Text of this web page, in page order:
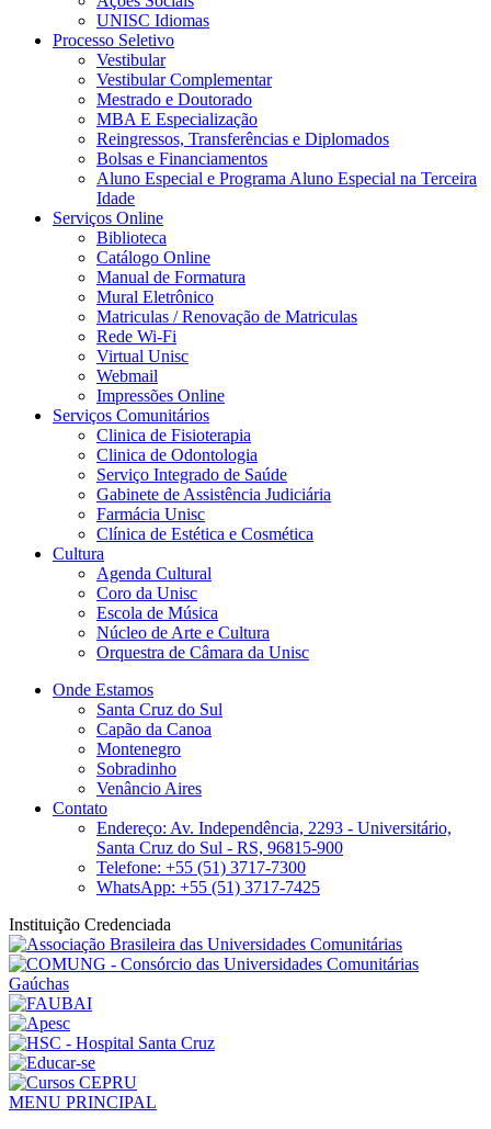
UNISC Idiomas
Processo Seletivo
Vestibular
Vestibular Complementar
Mestrado e Doutorado
MBA E Especialização
Reingressos, Transferências e Diplomados
Bolsas e Financiamentos
Aluno Especial e Programa Aluno Especial na Terceira
Idade
Serviços Online
Biblioteca
Catálogo Online
Manual de Formatura
Mural Eletrônico
Matriculas / Renovação de Matriculas
Rede Wi-Fi
Virtual Unisc
Webmail
Impressões Online
Serviços Comunitários
Clinica de Fisioterapia
Clinica de Odontologia
Serviço Integrado de Saúde
Gabinete de Assistência Judiciária
Farmácia Unisc
Clínica de Estética e Cosmética
Cultura
Agenda Cultural
Coro da Unisc
Escola de Música
Núcleo de Arte e Cultura
Orquestra de Câmara da Unisc
Onde Estamos
Santa Cruz do Sul
Capão da Canoa
Montenegro
Sobradinho
Venâncio Aires
Contato
Endereço: Av. Independência, 2293 - Universitário,
Santa Cruz do Sul - RS, 96815-900
Telefone: +55 (51) 3717-7300
WhatsApp: +55 (51) 3717-7425
Instituição Credenciada
MENU PRINCIPAL